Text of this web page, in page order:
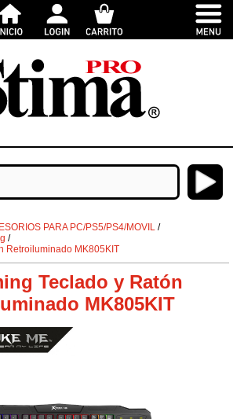
PARA PC/PS5/PS4/MOVIL /
/
Retroiluminado MK805KIT
Teclado y Ratón
MK805KIT